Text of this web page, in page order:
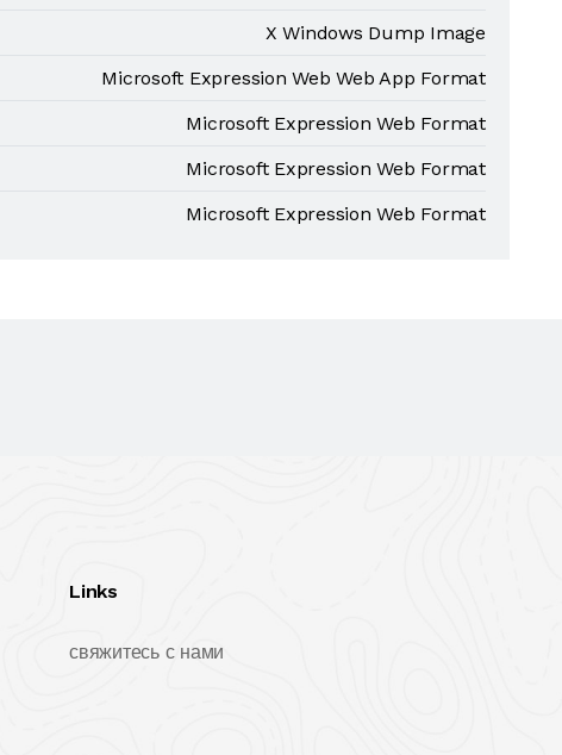
X Windows Dump Image
Microsoft Expression Web Web App Format
Microsoft Expression Web Format
Microsoft Expression Web Format
Microsoft Expression Web Format
Links
свяжитесь с нами